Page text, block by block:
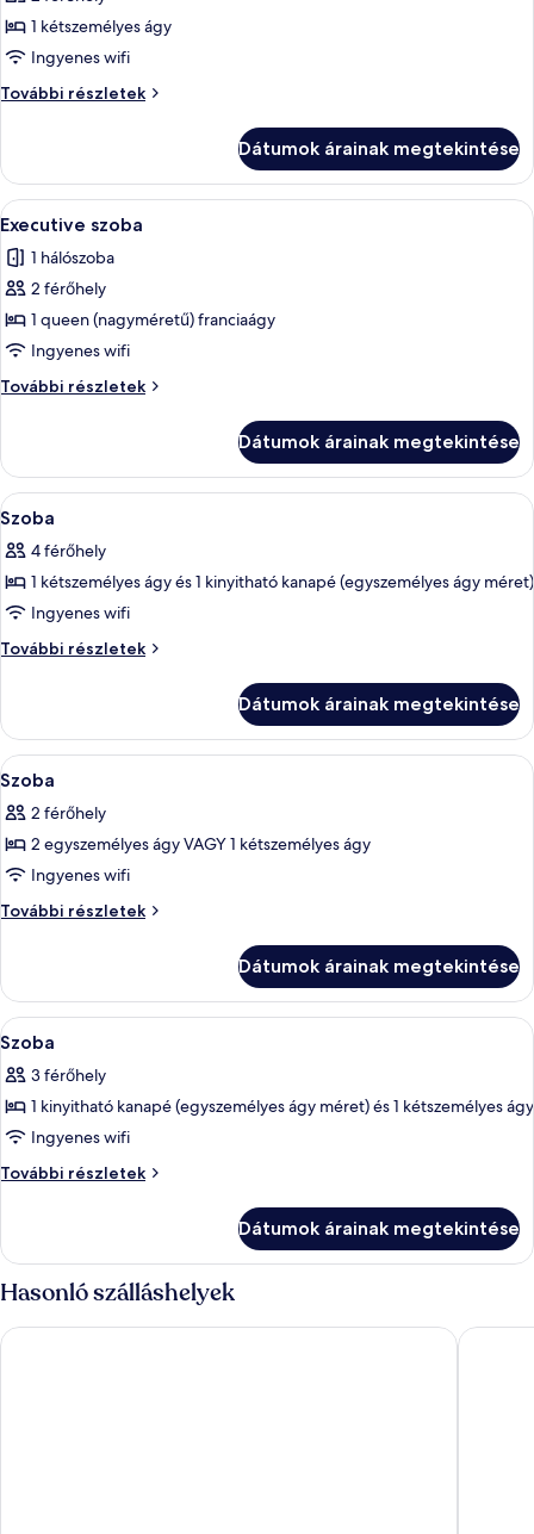
képének
megtekintése:
Superior
stúdió,
kétszemélyes
ágy
(2
People)
1 kétszemélyes ágy
Ingyenes wifi
További részletek
Superior
ágy
(2
People)
részletei
Dátumok árainak megtekintése
A
következő
szoba
összes
képének
megtekintése:
Executive
szoba
Egy szállodai szoba, amelyben
7
Executive szoba
1 hálószoba
2 férőhely
1 queen (nagyméretű) franciaágy
Ingyenes wifi
További részletek
Executive
Dátumok árainak megtekintése
A
következő
szoba
összes
képének
megtekintése:
Széf a szobában, íróasztal és
23
Szoba
4 férőhely
1 kétszemélyes ágy és 1 kinyitható kanapé (egyszemélyes ágy méret)
Ingyenes wifi
További részletek
Szoba
Dátumok árainak megtekintése
A
következő
szoba
összes
képének
megtekintése:
Széf a szobában, íróasztal és
6
Szoba
2 férőhely
2 egyszemélyes ágy VAGY 1 kétszemélyes ágy
Ingyenes wifi
További részletek
Szoba
Dátumok árainak megtekintése
A
következő
szoba
összes
képének
megtekintése:
Széf a szobában, íróasztal és
10
Szoba
3 férőhely
1 kinyitható kanapé (egyszemélyes ágy méret) és 1 kétszemélyes ágy
Ingyenes wifi
További részletek
Szoba
Dátumok árainak megtekintése
Hasonló szálláshelyek
Campanile Geneve - Ferney-Voltaire